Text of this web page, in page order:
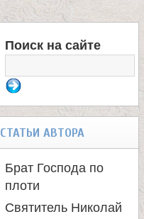
Ф
о
р
м
а
Поиск на сайте
СТАТЬИ АВТОРА
Брат Господа по
плоти
Святитель Николай